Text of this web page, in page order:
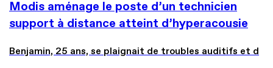
Modis aménage le poste d’un technicien
support à distance atteint d’hyperacousie
Benjamin, 25 ans, se plaignait de troubles auditifs et d